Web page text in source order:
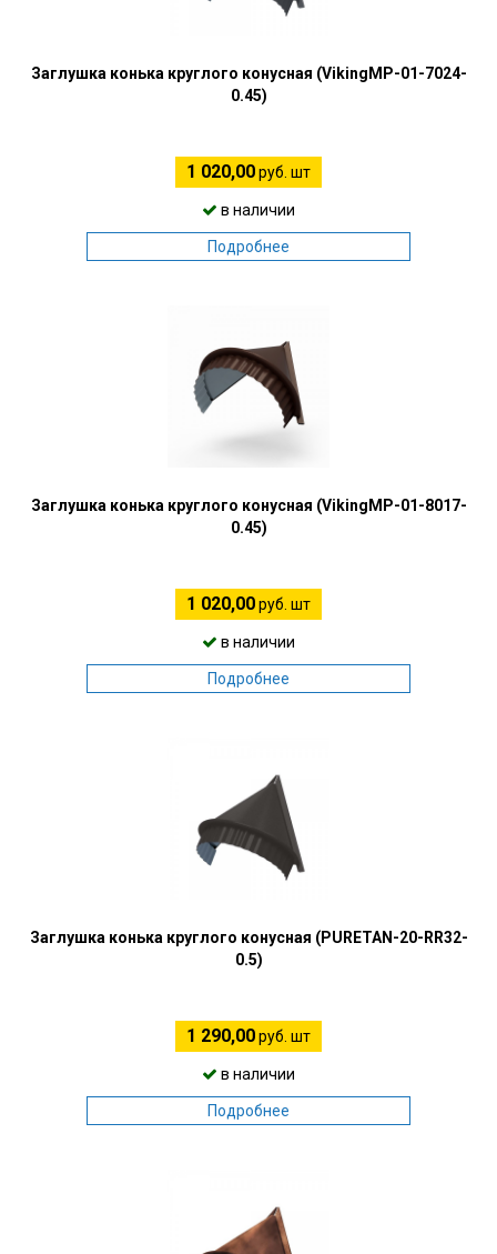
Заглушка конька круглого конусная (VikingMP-01-7024-
0.45)
1 020,00руб. шт
в наличии
Подробнее
Заглушка конька круглого конусная (VikingMP-01-8017-
0.45)
1 020,00руб. шт
в наличии
Подробнее
Заглушка конька круглого конусная (PURETAN-20-RR32-
0.5)
1 290,00руб. шт
в наличии
Подробнее